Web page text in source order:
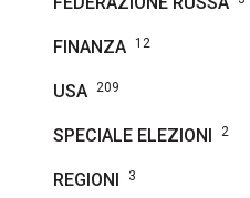
FINANZA 12
USA 209
SPECIALE ELEZIONI 2
REGIONI 3